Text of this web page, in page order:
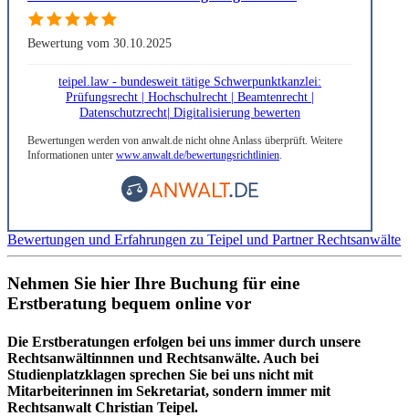
Bewertung vom 30.10.2025
teipel.law - bundesweit tätige Schwerpunktkanzlei:
Prüfungsrecht | Hochschulrecht | Beamtenrecht |
Datenschutzrecht| Digitalisierung bewerten
Bewertungen werden von anwalt.de nicht ohne Anlass überprüft. Weitere
Informationen unter www.anwalt.de/bewertungsrichtlinien
Bewertungen und Erfahrungen zu Teipel und Partner Rechtsanwälte
Nehmen Sie hier Ihre Buchung für eine
Erstberatung bequem online vor
Die Erstberatungen erfolgen bei uns immer durch unsere
Rechtsanwältinnnen und Rechtsanwälte. Auch bei
Studienplatzklagen sprechen Sie bei uns nicht mit
Mitarbeiterinnen im Sekretariat, sondern immer mit
Rechtsanwalt Christian Teipel.